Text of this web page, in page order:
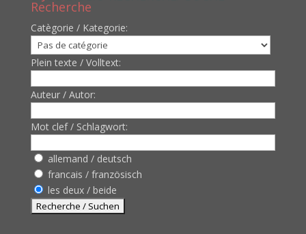
Recherche
Catègorie / Kategorie:
Plein texte / Volltext:
Auteur / Autor:
Mot clef / Schlagwort:
allemand / deutsch
francais / französisch
les deux / beide